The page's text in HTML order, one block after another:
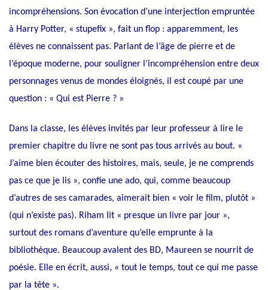
incompréhensions. Son évocation d’une interjection empruntée
à Harry Potter, « stupefix », fait un flop : apparemment, les
élèves ne connaissent pas. Parlant de l’âge de pierre et de
l’époque moderne, pour souligner l’incompréhension entre deux
personnages venus de mondes éloignés, il est coupé par une
question : « Qui est Pierre ? »
Dans la classe, les élèves invités par leur professeur à lire le
premier chapitre du livre ne sont pas tous arrivés au bout. «
J’aime bien écouter des histoires, mais, seule, je ne comprends
pas ce que je lis », confie une ado, qui, comme beaucoup
d’autres de ses camarades, aimerait bien « voir le film, plutôt »
(qui n’existe pas). Riham lit « presque un livre par jour »,
surtout des romans d’aventure qu’elle emprunte à la
bibliothèque. Beaucoup avalent des BD, Maureen se nourrit de
poésie. Elle en écrit, aussi, « tout le temps, tout ce qui me passe
par la tête ».